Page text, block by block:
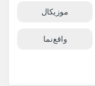
موزیکال
واقع‌نما